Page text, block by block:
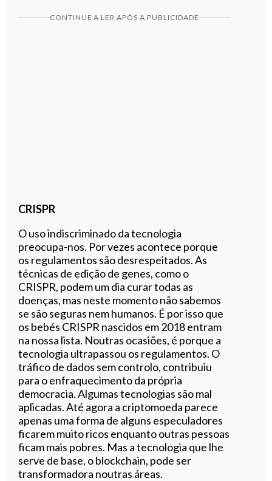
CONTINUE A LER APÓS A PUBLICIDADE
CRISPR
O uso indiscriminado da tecnologia
preocupa-nos. Por vezes acontece porque
os regulamentos são desrespeitados. As
técnicas de edição de genes, como o
CRISPR, podem um dia curar todas as
doenças, mas neste momento não sabemos
se são seguras nem humanos. É por isso que
os bebés CRISPR nascidos em 2018 entram
na nossa lista. Noutras ocasiões, é porque a
tecnologia ultrapassou os regulamentos. O
tráfico de dados sem controlo, contribuiu
para o enfraquecimento da própria
democracia. Algumas tecnologias são mal
aplicadas. Até agora a criptomoeda parece
apenas uma forma de alguns especuladores
ficarem muito ricos enquanto outras pessoas
ficam mais pobres. Mas a tecnologia que lhe
serve de base, o blockchain, pode ser
transformadora noutras áreas.